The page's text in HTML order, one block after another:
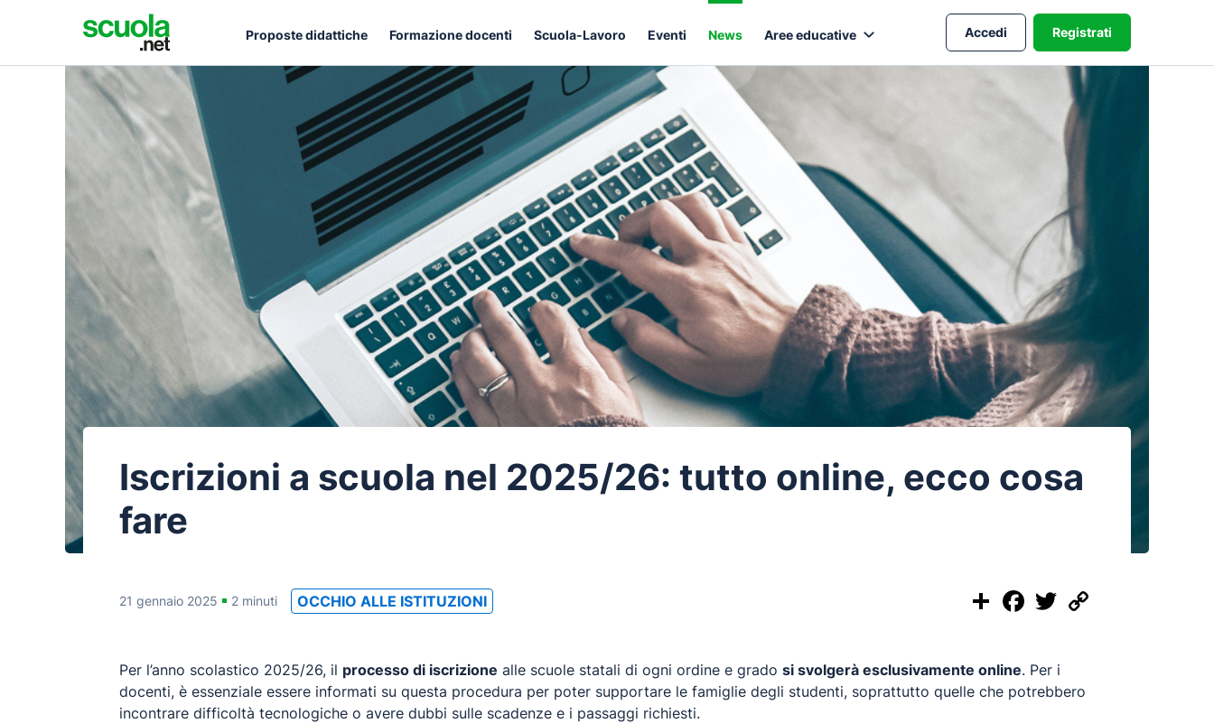
Proposte didattiche Formazione docenti Scuola-Lavoro Eventi News Aree educative Accedi Registrati
Iscrizioni a scuola nel 2025/26: tutto online, ecco cosa
fare
21 gennaio 2025 2 minuti OCCHIO ALLE ISTITUZIONI Share Facebook
Twitter
Per l’anno scolastico 2025/26, il processo di iscrizione alle scuole statali di ogni ordine e grado si svolgerà esclusivamente online. Per i
docenti, è essenziale essere informati su questa procedura per poter supportare le famiglie degli studenti, soprattutto quelle che potrebbero
incontrare difficoltà tecnologiche o avere dubbi sulle scadenze e i passaggi richiesti.